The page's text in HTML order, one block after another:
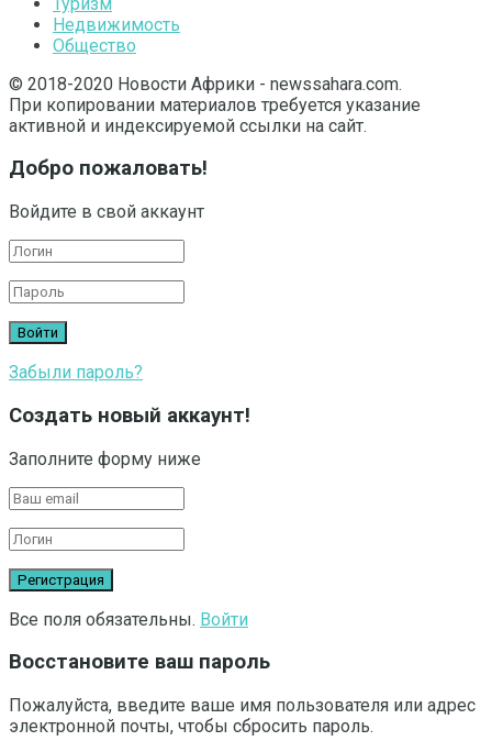
Недвижимость
Общество
© 2018-2020 Новости Африки - newssahara.com.
При копировании материалов требуется указание
активной и индексируемой ссылки на сайт.
Добро пожаловать!
Войдите в свой аккаунт
Забыли пароль?
Создать новый аккаунт!
Заполните форму ниже
Все поля обязательны. Войти
Восстановите ваш пароль
Пожалуйста, введите ваше имя пользователя или адрес
электронной почты, чтобы сбросить пароль.